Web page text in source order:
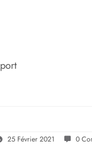
25 Février 2021 0